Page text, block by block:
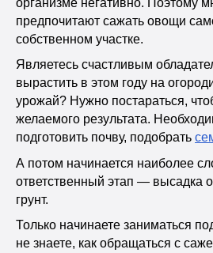
организме негативно. Поэтому
предпочитают сажать овощи
собственном участке.
Являетесь счастливым
вырастить в этом году на
урожай? Нужно постараться,
желаемого результата.
подготовить почву, подобрать
А потом начинается наиболее
ответственный этап — высадка
грунт.
Только начинаете заниматься
не знаете, как обращаться с